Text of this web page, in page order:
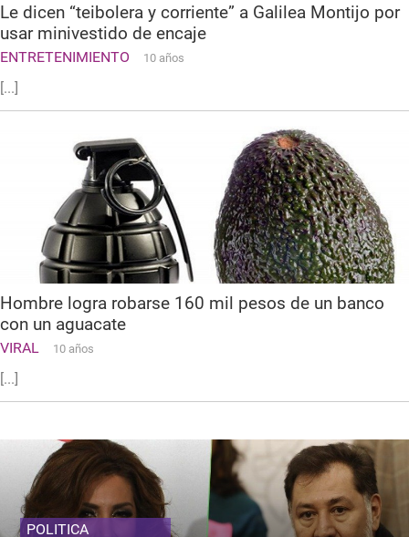
Le dicen “teibolera y corriente” a Galilea Montijo por
usar minivestido de encaje
ENTRETENIMIENTO 10 años
[...]
Hombre logra robarse 160 mil pesos de un banco
con un aguacate
VIRAL 10 años
[...]
POLITICA